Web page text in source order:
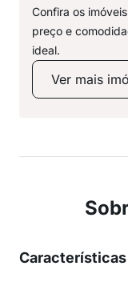
Confira os
preço e
ideal.
Ver mais